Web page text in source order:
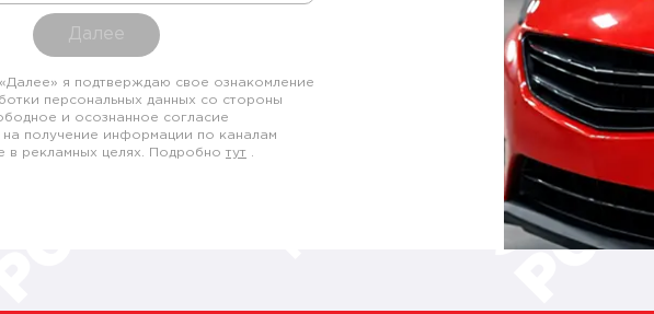
Далее
я подтверждаю свое ознакомление
персональных данных со стороны
и осознанное согласие
на получение информации по каналам
в рекламных целях. Подробно тут